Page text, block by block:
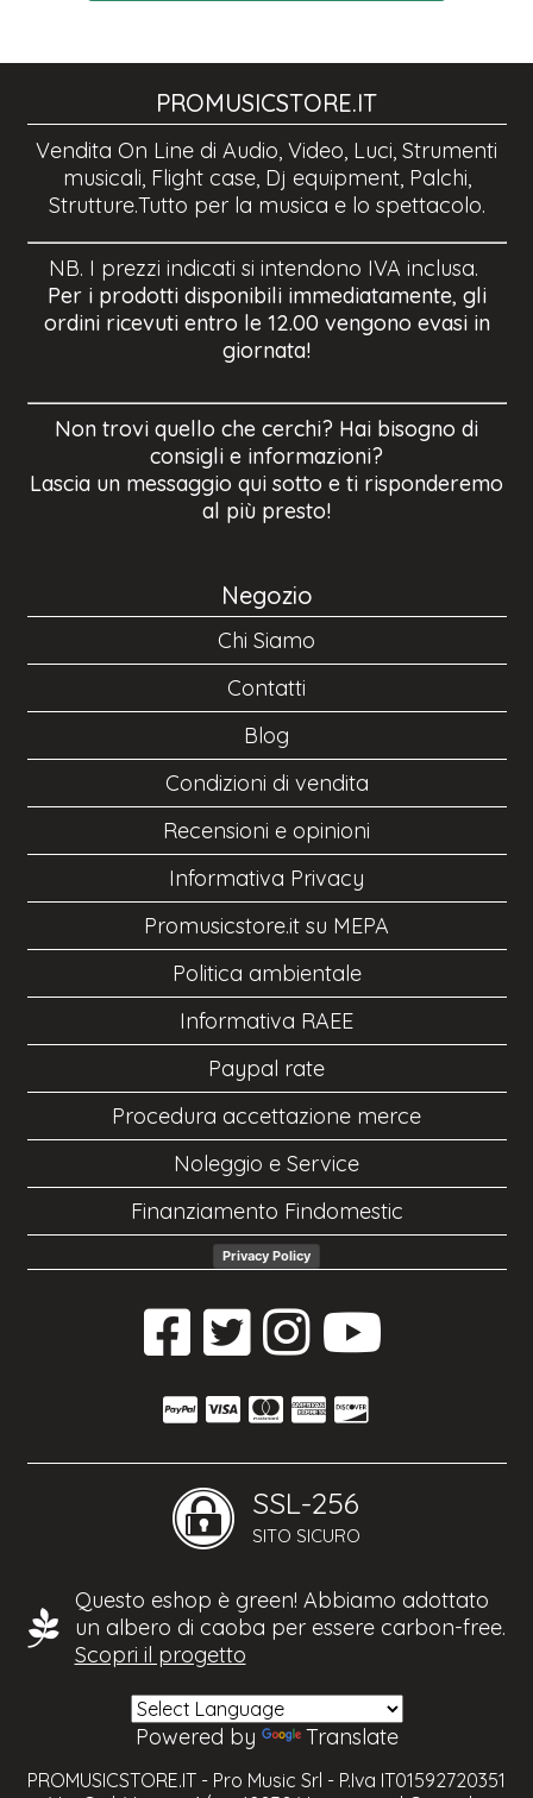
PROMUSICSTORE.IT
Vendita On Line di Audio, Video, Luci, Strumenti
musicali, Flight case, Dj equipment, Palchi,
Strutture.Tutto per la musica e lo spettacolo.
NB. I prezzi indicati si intendono IVA inclusa.
Per i prodotti disponibili immediatamente, gli
ordini ricevuti entro le 12.00 vengono evasi in
giornata!
Non trovi quello che cerchi? Hai bisogno di
consigli e informazioni?
Lascia un messaggio qui sotto e ti risponderemo
al più presto!
Negozio
Chi Siamo
Contatti
Blog
Condizioni di vendita
Recensioni e opinioni
Informativa Privacy
Promusicstore.it su MEPA
Politica ambientale
Informativa RAEE
Paypal rate
Procedura accettazione merce
Noleggio e Service
Finanziamento Findomestic
Privacy Policy
SSL-256
SITO SICURO
Questo eshop è green! Abbiamo adottato
un albero di caoba per essere carbon-free.
Scopri il progetto
Powered by Translate
PROMUSICSTORE.IT - Pro Music Srl - P.Iva IT01592720351